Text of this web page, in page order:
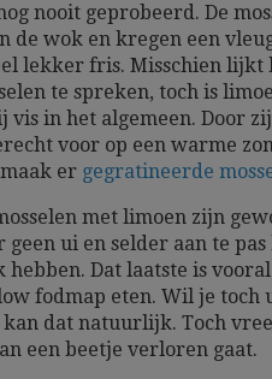
nooit geprobeerd. De
de wok en kregen een
lekker fris. Misschien lijkt
te spreken, toch is
vis in het algemeen. Door
voor op een warme
er gegratineerde
met limoen zijn
ui en selder aan te
hebben. Dat laatste is
fodmap eten. Wil je toch
dat natuurlijk. Toch
een beetje verloren gaat.